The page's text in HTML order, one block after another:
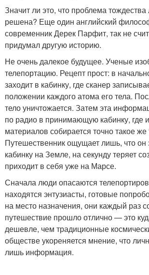
Значит ли это, что проблема тождества
решена? Еще один английский
современник Дерек Парфит, так не
придумал другую историю.
Не очень далекое будущее. Ученые
телепортацию. Рецепт прост: в
заходит в кабинку, где сканер
положении каждого атома его тела.
тело уничтожается. Затем эта
по радио в принимающую кабинку, где
материалов собирается точно такое же
Путешественник ощущает лишь, что он
кабинку на Земле, на секунду теряет
приходит в себя уже на Марсе.
Сначала люди опасаются
находятся энтузиасты, готовые
на место назначения, они каждый раз
путешествие прошло отлично — это
дешевле, чем традиционные
обществе укореняется мнение, что
лишь информация.